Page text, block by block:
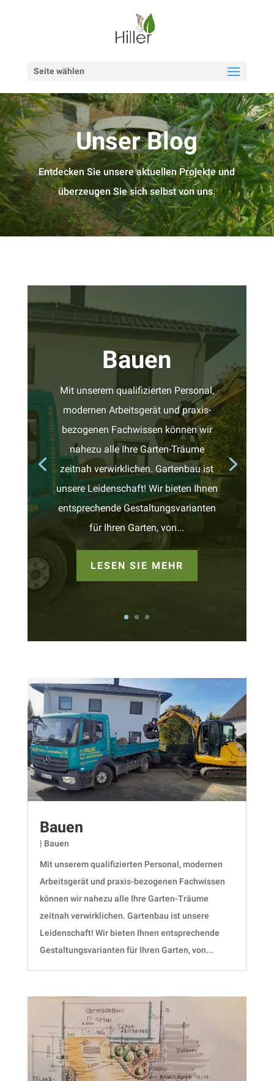
Seite wählen
Unser Blog
Entdecken Sie unsere aktuellen Projekte und
überzeugen Sie sich selbst von uns.
Bauen
Mit unserem qualifizierten Personal,
modernen Arbeitsgerät und praxis-
bezogenen Fachwissen können wir
nahezu alle Ihre Garten-Träume
zeitnah verwirklichen. Gartenbau ist
unsere Leidenschaft! Wir bieten Ihnen
entsprechende Gestaltungsvarianten
für Ihren Garten, von...
LESEN SIE MEHR
Bauen
| Bauen
Mit unserem qualifizierten Personal, modernen
Arbeitsgerät und praxis-bezogenen Fachwissen
können wir nahezu alle Ihre Garten-Träume
zeitnah verwirklichen. Gartenbau ist unsere
Leidenschaft! Wir bieten Ihnen entsprechende
Gestaltungsvarianten für Ihren Garten, von...
Ich
1 + 4 = ABSENDEN